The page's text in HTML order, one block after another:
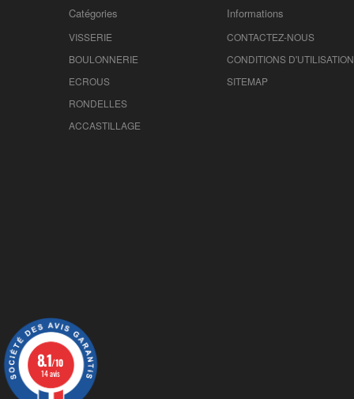
Catégories
VISSERIE
BOULONNERIE
ECROUS
RONDELLES
ACCASTILLAGE
Informations
CONTACTEZ-NOUS
CONDITIONS D'UTILISATION
SITEMAP
8.1/10
14 avis